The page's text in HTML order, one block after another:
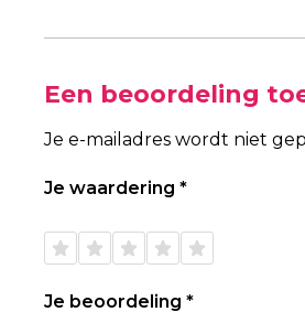
Een beoordeling
Je e-mailadres wordt niet
Je waardering *
de 5
de 5
de 5
de 5
de 5
Je beoordeling *